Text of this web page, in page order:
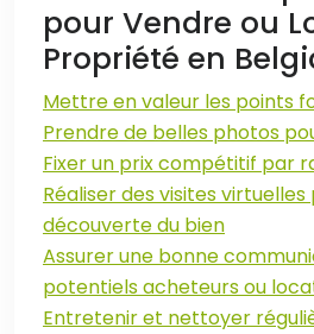
pour Vendre ou
Propriété en
Mettre en valeur les points
Prendre de belles photos
Fixer un prix compétitif par
Réaliser des visites
découverte du bien
Assurer une bonne
potentiels acheteurs ou
Entretenir et nettoyer